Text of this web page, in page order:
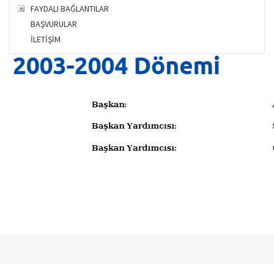
FAYDALI BAĞLANTILAR
BAŞVURULAR
İLETİŞİM